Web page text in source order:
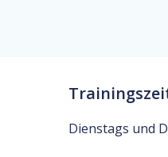
Dienstags und